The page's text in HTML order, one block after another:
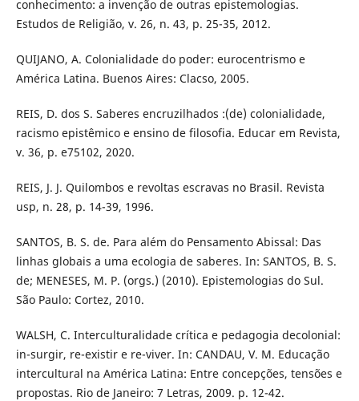
conhecimento: a invenção de outras epistemologias.
Estudos de Religião, v. 26, n. 43, p. 25-35, 2012.
QUIJANO, A. Colonialidade do poder: eurocentrismo e
América Latina. Buenos Aires: Clacso, 2005.
REIS, D. dos S. Saberes encruzilhados :(de) colonialidade,
racismo epistêmico e ensino de filosofia. Educar em Revista,
v. 36, p. e75102, 2020.
REIS, J. J. Quilombos e revoltas escravas no Brasil. Revista
usp, n. 28, p. 14-39, 1996.
SANTOS, B. S. de. Para além do Pensamento Abissal: Das
linhas globais a uma ecologia de saberes. In: SANTOS, B. S.
de; MENESES, M. P. (orgs.) (2010). Epistemologias do Sul.
São Paulo: Cortez, 2010.
WALSH, C. Interculturalidade crítica e pedagogia decolonial:
in-surgir, re-existir e re-viver. In: CANDAU, V. M. Educação
intercultural na América Latina: Entre concepções, tensões e
propostas. Rio de Janeiro: 7 Letras, 2009. p. 12-42.